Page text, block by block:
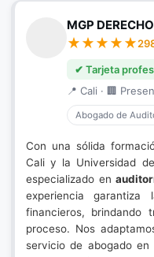
MGP
✔ Tarjeta
📍 Cali · 🏢
Abogado de
Con una sólida
Cali y la Universidad
especializado en
experiencia
financieros, brindando
proceso. Nos
servicio de abogado en